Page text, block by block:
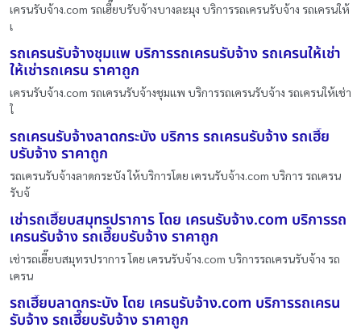
เครนรับจ้าง.com รถเฮี๊ยบรับจ้างบางละมุง บริการรถเครนรับจ้าง รถเครนให้
เ
รถเครนรับจ้างชุมแพ บริการรถเครนรับจ้าง รถเครนให้เช่า
ให้เช่ารถเครน ราคาถูก
เครนรับจ้าง.com รถเครนรับจ้างชุมแพ บริการรถเครนรับจ้าง รถเครนให้เช่า
ใ
รถเครนรับจ้างลาดกระบัง บริการ รถเครนรับจ้าง รถเฮี๊ย
บรับจ้าง ราคาถูก
รถเครนรับจ้างลาดกระบัง ให้บริการโดย เครนรับจ้าง.com บริการ รถเครน
รับจ้
เช่ารถเฮี๊ยบสมุทรปราการ โดย เครนรับจ้าง.com บริการรถ
เครนรับจ้าง รถเฮี๊ยบรับจ้าง ราคาถูก
เช่ารถเฮี๊ยบสมุทรปราการ โดย เครนรับจ้าง.com บริการรถเครนรับจ้าง รถ
เครน
รถเฮี๊ยบลาดกระบัง โดย เครนรับจ้าง.com บริการรถเครน
รับจ้าง รถเฮี๊ยบรับจ้าง ราคาถูก